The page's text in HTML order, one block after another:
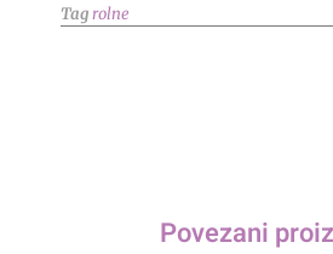
Tagrolne
Povezani